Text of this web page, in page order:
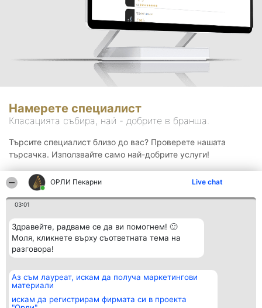
ОРЛИ Пекарни Live chat
03:01
Здравейте, радваме се да ви помогнем! 🙂
Моля, кликнете върху съответната тема на
разговора!
Аз съм лауреат, искам да получа маркетингови
материали
искам да регистрирам фирмата си в проекта
Намерете специалист
Класацията събира, най - добрите в бранша.
Търсите специалист близо до вас? Проверете нашата
търсачка. Използвайте само най-добрите услуги!
Организатор на
класиране
BulevardulAleea Timișul De
Класация
всички
Контакти